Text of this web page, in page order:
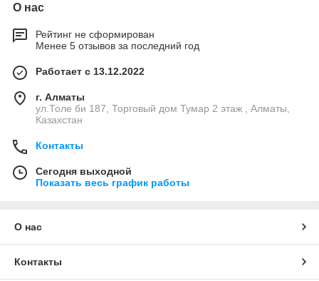
О нас
Рейтинг не сформирован
Менее 5 отзывов за последний год
Работает с 13.12.2022
г. Алматы
ул.Толе би 187, Торговый дом Тумар 2 этаж , Алматы,
Казахстан
Контакты
Сегодня выходной
Показать весь график работы
О нас
Контакты